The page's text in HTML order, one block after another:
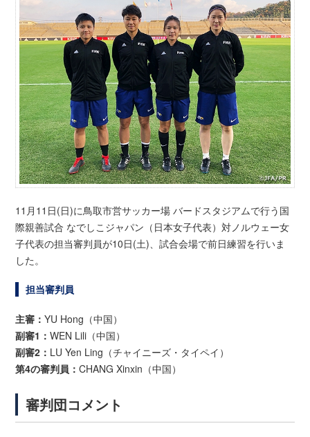
11月11日(日)に鳥取市営サッカー場 バードスタジアムで行う国
際親善試合 なでしこジャパン（日本女子代表）対ノルウェー女
子代表の担当審判員が10日(土)、試合会場で前日練習を行いま
した。
担当審判員
主審：YU Hong（中国）
副審1：WEN Lili（中国）
副審2： LU Yen Ling（チャイニーズ・タイペイ）
第4の審判員：CHANG Xinxin（中国）
審判団コメント